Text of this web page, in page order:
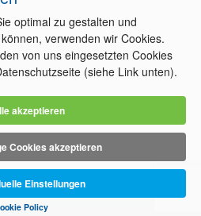
optimal zu gestalten und
verwenden wir Cookies.
von uns eingesetzten Cookies
(siehe Link unten).
akzeptieren
Cookies akzeptieren
Einstellungen
Policy